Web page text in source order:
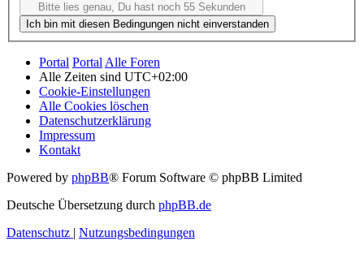
Portal PortalAlle Foren
Alle Zeiten sind UTC+02:00
Cookie-Einstellungen
Alle Cookies löschen
Datenschutzerklärung
Impressum
Kontakt
Powered by phpBB® Forum Software © phpBB Limited
Deutsche Übersetzung durch phpBB.de
Datenschutz
Nutzungsbedingungen